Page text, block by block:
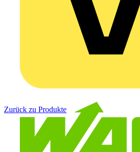
Zurück zu Produkte